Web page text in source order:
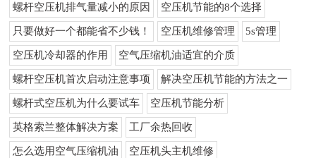
螺杆空压机排气量减小的原因 空压机节能的8个选择
只要做好一个都能省不少钱！ 空压机维修管理 5s管理
空压机冷却器的作用 空气压缩机油适宜的介质
螺杆空压机首次启动注意事项 解决空压机节能的方法之一
螺杆式空压机为什么要试车 空压机节能分析
英格索兰整体解决方案 工厂余热回收
怎么选用空气压缩机油 空压机头主机维修